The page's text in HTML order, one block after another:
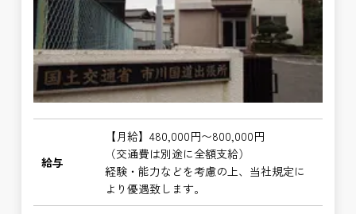
給与
【月給】480,000円〜800,000円
（交通費は別途に全額支給）
経験・能力などを考慮の上、当社規定に
より優遇致します。